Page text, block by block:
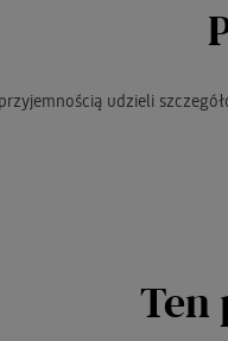
udzieli
Ten